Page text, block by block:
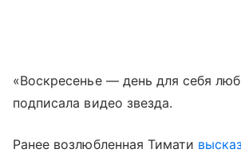
«Воскресенье — день для себя
подписала видео звезда.
Ранее возлюбленная Тимати